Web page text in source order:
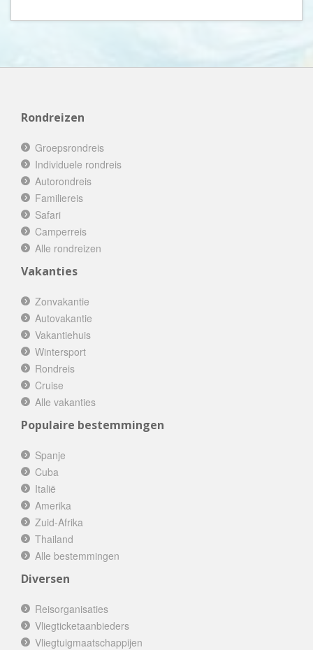
Rondreizen
Groepsrondreis
Individuele rondreis
Autorondreis
Familiereis
Safari
Camperreis
Alle rondreizen
Vakanties
Zonvakantie
Autovakantie
Vakantiehuis
Wintersport
Rondreis
Cruise
Alle vakanties
Populaire bestemmingen
Spanje
Cuba
Italië
Amerika
Zuid-Afrika
Thailand
Alle bestemmingen
Diversen
Reisorganisaties
Vliegticketaanbieders
Vliegtuigmaatschappijen